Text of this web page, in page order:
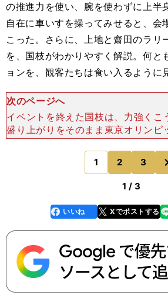
の推進力を使い、腕を使わずに上半
自在に車いすを操ってみせると、会
こった。さらに、上地と齋田のラリ
を、国枝がわかりやすく解説。何と
ョンを、観客たちは食い入るように
次のページへ
イベントを終えた国枝は、力強くこ
盛り上がりをそのまま東京オリンピ
ピックにつなげたい。リオで金メダ
４月に手術をしたといってもいい。
東京で４連覇
1 2 3
1 / 3
faceboo
k
いいね Xでポストする
line